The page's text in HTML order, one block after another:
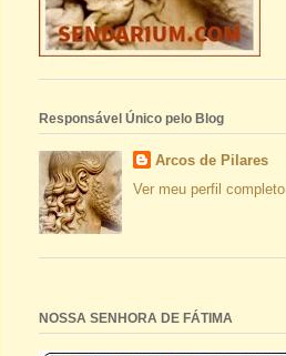
Responsável Único pelo Blog
Arcos de Pilares
Ver meu perfil completo
NOSSA SENHORA DE FÁTIMA